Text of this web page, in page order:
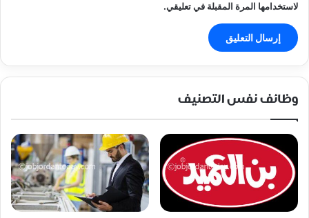
لاستخدامها المرة المقبلة في تعليقي.
وظائف نفس التصنيف